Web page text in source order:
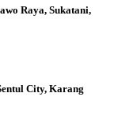
Raya, Sukatani,
City, Karang